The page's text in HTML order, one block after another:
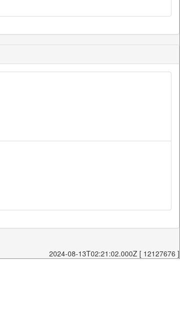
2024-08-13T02:21:02.000Z [ 12127676 ]